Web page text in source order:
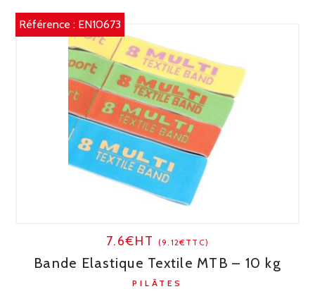
Référence : EN10673
7.6€HT (9.12€TTC)
Bande Elastique Textile MTB – 10 kg
PILÂTES